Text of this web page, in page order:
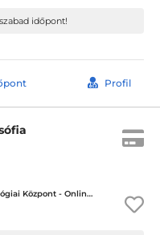
időpont!
Profil
Pszichocloud Pszichológiai Központ - Online ügyfélfogadás